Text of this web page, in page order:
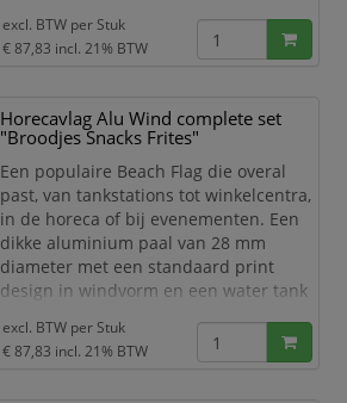
jouw gelegenheid. Een mooie vlag voor
jouw binnen- en buitenreclame.
print "Pizza" en water tank voet
Meest populaire Beach Flag
Standaard print design
excl. BTW per Stuk
€ 87,83 incl. 21% BTW
Horecavlag Alu Wind complete set
"Broodjes Snacks Frites"
Een populaire Beach Flag die overal
past, van tankstations tot winkelcentra,
in de horeca of bij evenementen. Een
dikke aluminium paal van 28 mm
diameter met een standaard print
design in windvorm en een water tank
jouw gelegenheid. Een mooie vlag voor
jouw binnen- en buitenreclame.
excl. BTW per Stuk
€ 87,83 incl. 21% BTW